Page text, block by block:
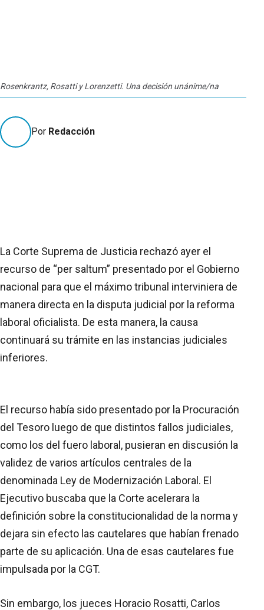
Rosenkrantz, Rosatti y Lorenzetti. Una decisión unánime/na
Por Redacción
La Corte Suprema de Justicia rechazó ayer el
recurso de “per saltum” presentado por el Gobierno
nacional para que el máximo tribunal interviniera de
manera directa en la disputa judicial por la reforma
laboral oficialista. De esta manera, la causa
continuará su trámite en las instancias judiciales
inferiores.
El recurso había sido presentado por la Procuración
del Tesoro luego de que distintos fallos judiciales,
como los del fuero laboral, pusieran en discusión la
validez de varios artículos centrales de la
denominada Ley de Modernización Laboral. El
Ejecutivo buscaba que la Corte acelerara la
definición sobre la constitucionalidad de la norma y
dejara sin efecto las cautelares que habían frenado
parte de su aplicación. Una de esas cautelares fue
impulsada por la CGT.
Sin embargo, los jueces Horacio Rosatti, Carlos